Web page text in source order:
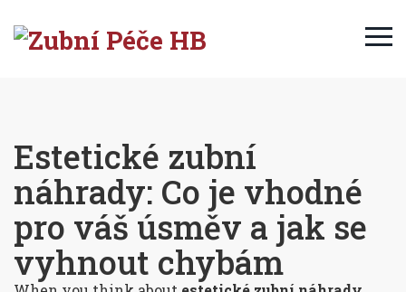
Estetické zubní
náhrady: Co je vhodné
pro váš úsměv a jak se
vyhnout chybám